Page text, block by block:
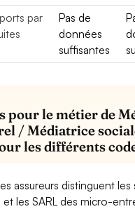
par
Pas de
données
suffisantes
pour le métier de
/ Médiatrice
les différents
assureurs distinguent les
et les SARL des micro-